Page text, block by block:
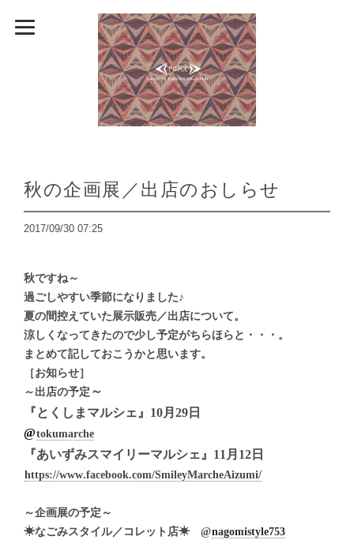
秋の企画展／出店のおしらせ
2017/09/30 07:25
秋ですね～
過ごしやすい季節になりました♪
夏の間控えていた展示販売／出店について。
涼しくなってきたので少し予定がちらほらと・・・。
まとめて記しておこうかと思います。
［お知らせ］
～出店の予定 ～
『とくしまマルシェ』10月29日
@tokumarche
『あいずみスマイリーマルシェ』11月12日
https://www.facebook.com/SmileyMarcheAizumi/
～企画展の予定～
☀︎なごみスタイル／コレット店☀︎ @nagomistyle753